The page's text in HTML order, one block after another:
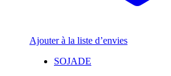
Ajouter à la liste d’envies
SOJADE